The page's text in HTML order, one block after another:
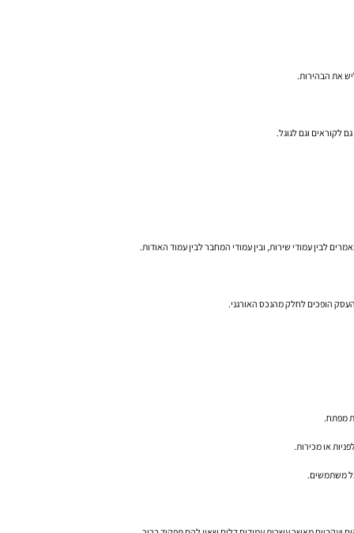
את הבהירות.
לקוראים וגם לגוגל.
לבין עמודי שירות, ובין עמודי המחבר לבין עמוד האודות.
הופכים לחלק מהנכס האורגני.
משתמשים.